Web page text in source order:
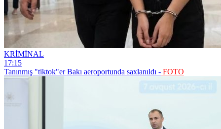
KRİMİNAL
17:15
Tanınmış "tiktok"er Bakı aeroportunda saxlanıldı - FOTO